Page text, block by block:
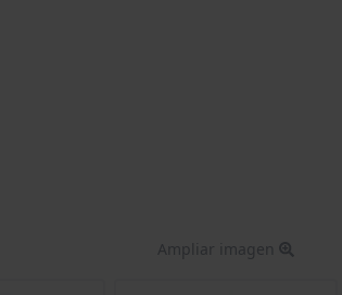
Ampliar imagen